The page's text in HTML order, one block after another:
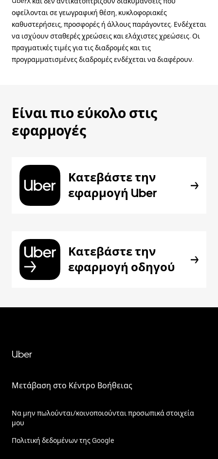
οφείλονται σε γεωγραφική θέση, κυκλοφοριακές
καθυστερήσεις, προσφορές ή άλλους παράγοντες. Ενδέχεται
να ισχύουν σταθερές χρεώσεις και ελάχιστες χρεώσεις. Οι
πραγματικές τιμές για τις διαδρομές και τις
προγραμματισμένες διαδρομές ενδέχεται να διαφέρουν.
Είναι πιο εύκολο στις
εφαρμογές
Κατεβάστε την
εφαρμογή Uber
Κατεβάστε την
εφαρμογή οδηγού
Uber
Μετάβαση στο Κέντρο Βοήθειας
Να μην πωλούνται/κοινοποιούνται προσωπικά στοιχεία
μου
Πολιτική δεδομένων της Google